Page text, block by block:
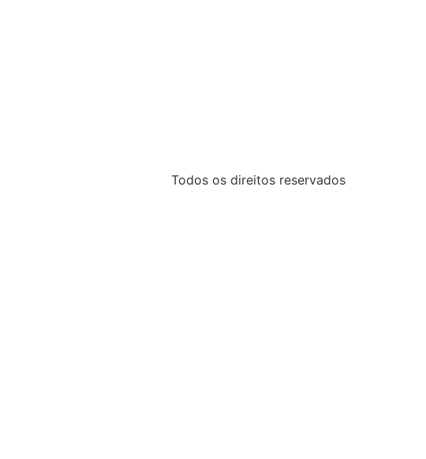
Todos os direitos reservados